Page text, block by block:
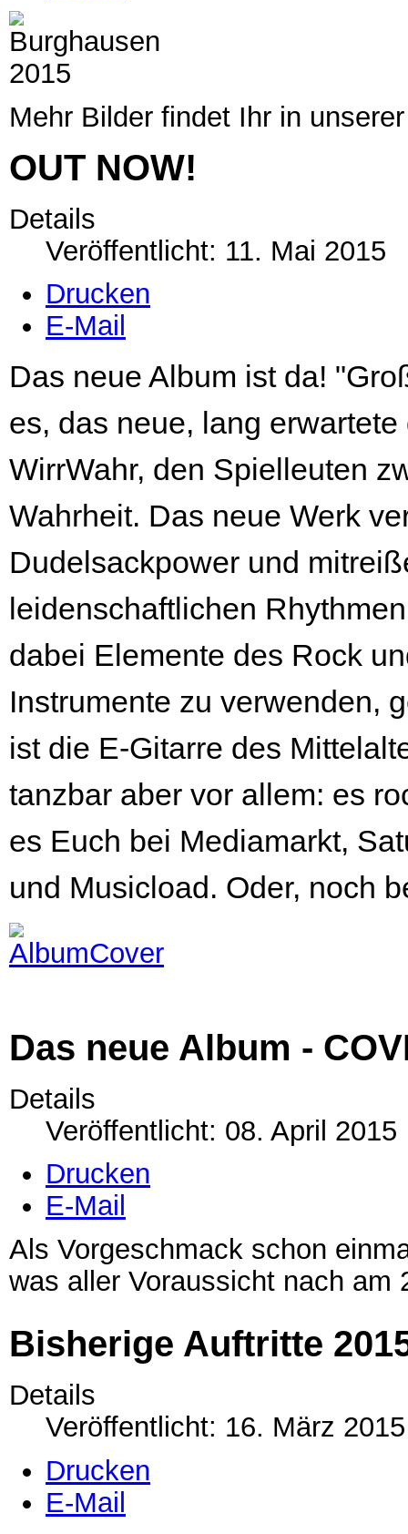
Mehr Bilder findet Ihr in
OUT NOW!
Details
Veröffentlicht: 11. Mai 2015
Drucken
E-Mail
Das neue Album ist da!
es, das neue, lang
WirrWahr, den Spielleuten
Wahrheit. Das neue Werk
Dudelsackpower und
leidenschaftlichen
dabei Elemente des Rock
Instrumente zu verwenden,
ist die E-Gitarre des
tanzbar aber vor allem: es
es Euch bei Mediamarkt,
und Musicload. Oder, noch
Das neue Album -
Details
Veröffentlicht: 08. April 2015
Drucken
E-Mail
Als Vorgeschmack schon
was aller Voraussicht nach am
Bisherige Auftritte
Details
Veröffentlicht: 16. März 2015
Drucken
E-Mail